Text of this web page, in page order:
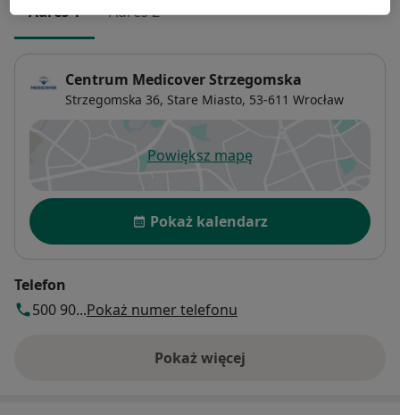
Adres 1 Adres 2
Centrum Medicover Strzegomska
Strzegomska 36, Stare Miasto, 53-611 Wrocław
Powiększ mapęotwiera się w nowej karcie
Dostępność
Pokaż kalendarz
Telefon
500 90...Pokaż numer telefonu
Pokaż więcej
o adresie